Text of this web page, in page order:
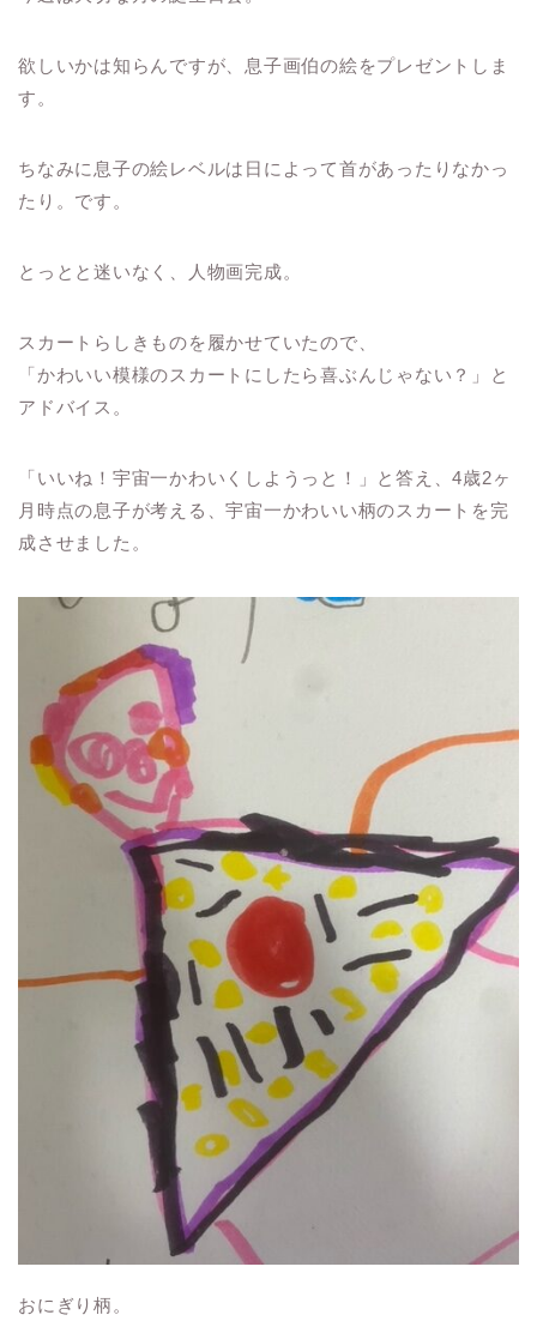
欲しいかは知らんですが、息子画伯の絵をプレゼントしま
す。
ちなみに息子の絵レベルは日によって首があったりなかっ
たり。です。
とっとと迷いなく、人物画完成。
スカートらしきものを履かせていたので、
「かわいい模様のスカートにしたら喜ぶんじゃない？」と
アドバイス。
「いいね！宇宙一かわいくしようっと！」と答え、4歳2ヶ
月時点の息子が考える、宇宙一かわいい柄のスカートを完
成させました。
おにぎり柄。